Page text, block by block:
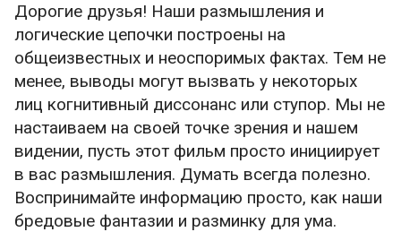
Дорогие друзья! Наши размышления и
логические цепочки построены на
общеизвестных и неоспоримых фактах. Тем не
менее, выводы могут вызвать у некоторых
лиц когнитивный диссонанс или ступор. Мы не
настаиваем на своей точке зрения и нашем
видении, пусть этот фильм просто инициирует
в вас размышления. Думать всегда полезно.
Воспринимайте информацию просто, как наши
бредовые фантазии и разминку для ума.